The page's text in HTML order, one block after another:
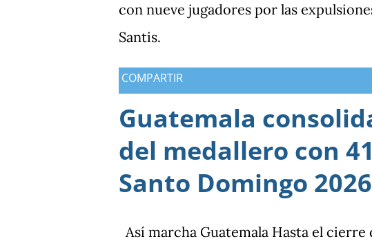
con nueve jugadores por las
Santis.
COMPARTIR
Guatemala
del medallero con
Santo Domingo 2026
Así marcha Guatemala Hasta el cierre